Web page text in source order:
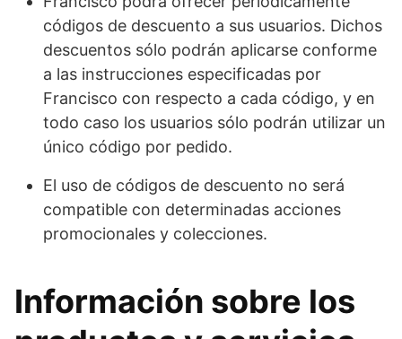
códigos de descuento a sus usuarios. Dichos
descuentos sólo podrán aplicarse conforme
a las instrucciones especificadas por
Francisco con respecto a cada código, y en
todo caso los usuarios sólo podrán utilizar un
único código por pedido.
El uso de códigos de descuento no será
compatible con determinadas acciones
promocionales y colecciones.
Información sobre los